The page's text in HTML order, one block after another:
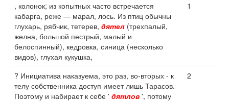
, колонок; из копытных часто встречается
кабарга, реже — марал, лось. Из птиц обычны
глухарь, рябчик, тетерев, дятел (трехпалый,
желна, большой пестрый, малый и
белоспинный), кедровка, синица (несколько
видов), глухая кукушка,
1
? Инициатива наказуема, это раз, во-вторых - к
телу собственника доступ имеет лишь Тарасов.
Поэтому и набирает к себе ' дятлов ', потому
2